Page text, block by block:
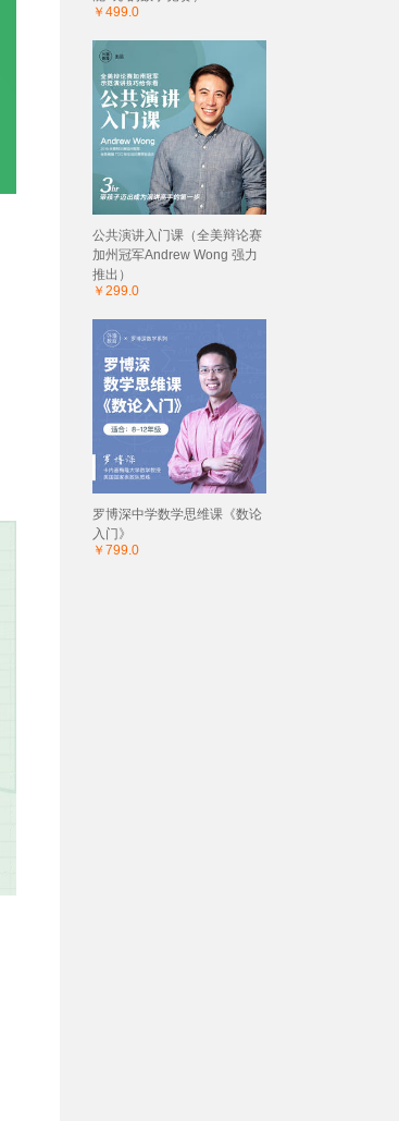
￥499.0
公共演讲入门课（全美辩论赛
加州冠军Andrew Wong 强力
推出）
￥299.0
罗博深中学数学思维课《数论
入门》
￥799.0